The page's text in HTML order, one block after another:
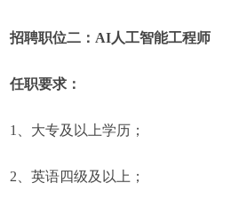
招聘职位二：AI人工智能工程师
任职要求：
1、大专及以上学历；
2、英语四级及以上；